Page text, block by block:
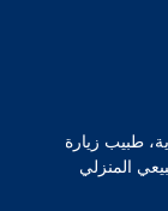
طبيب زيارة
المنزلي